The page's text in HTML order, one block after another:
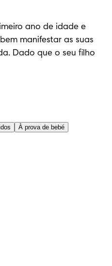
ano de idade e
manifestar as suas
Dado que o seu filho
À prova de bebé